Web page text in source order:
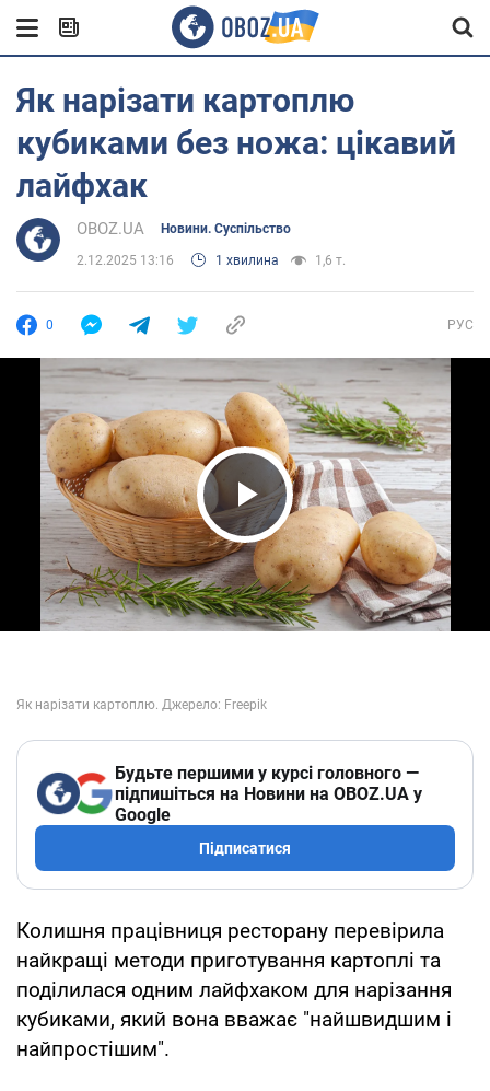
Як нарізати картоплю
кубиками без ножа: цікавий
лайфхак
OBOZ.UA Новини. Суспільство
2.12.2025 13:16 1 хвилина 1,6 т.
0 РУС
Play Video
Будьте першими у курсі головного —
підпишіться на Новини на OBOZ.UA у
Google
Підписатися
Колишня працівниця ресторану перевірила
найкращі методи приготування картоплі та
поділилася одним лайфхаком для нарізання
кубиками, який вона вважає "найшвидшим і
найпростішим".